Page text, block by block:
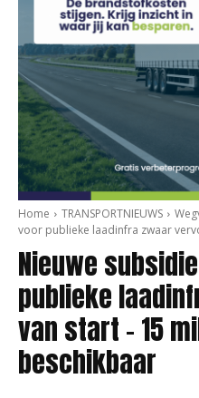
Home TRANSPORTNIEUWS
voor publieke laadinfra zwaar
Nieuwe
publieke
van start – 15
beschikbaar